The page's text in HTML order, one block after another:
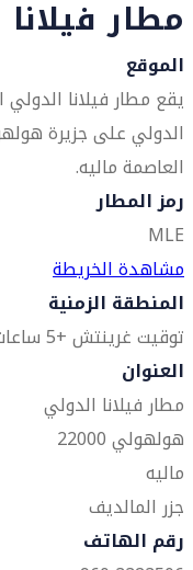
مطار
الموقع
يقع مطار فيلانا
الدولي على جزيرة
العاصمة ماليه.
رمز المطار
MLE
مشاهدة الخريطة
المنطقة الزمنية
توقيت غرينتش +5 ساعات
العنوان
مطار فيلانا الدولي
هولهولي 22000
ماليه
جزر المالديف
رقم الهاتف